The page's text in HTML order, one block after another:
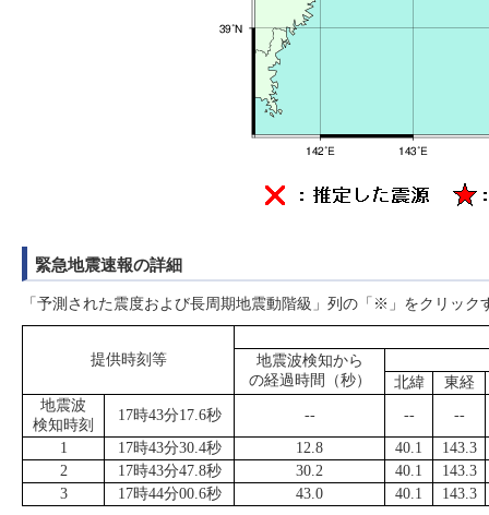
緊急地震速報の詳細
「予測された震度および長周期地震動階級」列の「※」をクリック
提供時刻等
地震波検知から
の経過時間（秒）
北緯
東経
地震波
検知時刻
17時43分17.6秒 -- --
--
1
17時43分30.4秒 12.8 40.1
143.3
2
17時43分47.8秒 30.2 40.1
143.3
3
17時44分00.6秒 43.0 40.1 143.3